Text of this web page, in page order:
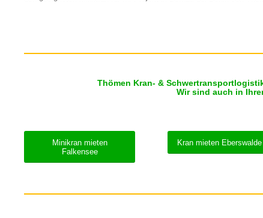
Thömen Kran- &
Wir sind auch in
Minikran mieten
Falkensee
Kran mieten Eberswalde